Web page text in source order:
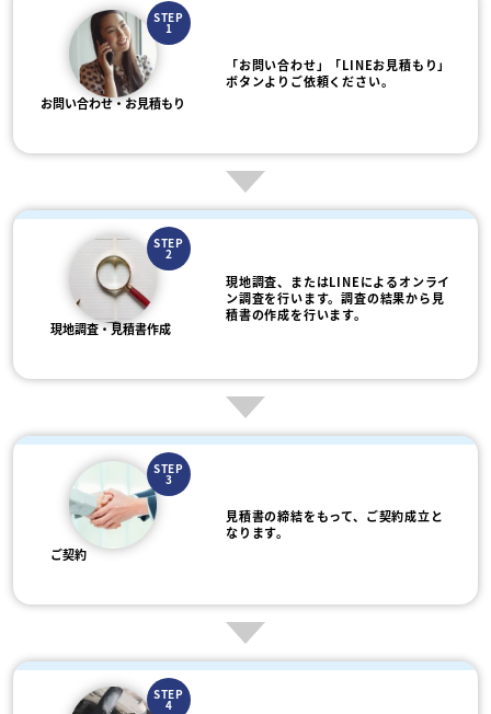
STEP
1
お問い合わせ・お見積もり
「お問い合わせ」「LINEお見積もり」
ボタンよりご依頼ください。
STEP
2
現地調査・見積書作成
現地調査、またはLINEによるオンライ
ン調査を行います。調査の結果から見
積書の作成を行います。
STEP
3
ご契約
見積書の締結をもって、ご契約成立と
なります。
STEP
4